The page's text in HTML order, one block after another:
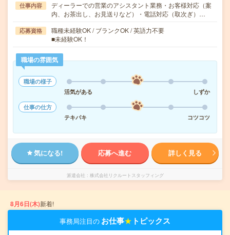
仕事内容
ディーラーでの営業のアシスタント業務・お客様対応（案
内、お茶出し、お見送りなど）・電話対応（取次ぎ）…
応募資格
職種未経験OK / ブランクOK / 英語力不要
■未経験OK！
職場の雰囲気
職場の様子
活気がある
しずか
仕事の仕方
テキパキ
コツコツ
気になる! 応募へ進む 詳しく見る
派遣会社 株式会社リクルートスタッフィング
8月6日(木)新着!
事務局注目の お仕事★ トピックス